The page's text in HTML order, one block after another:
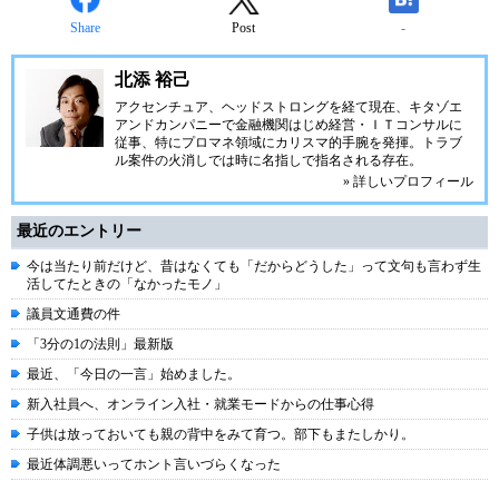
Share Post -
北添 裕己
アクセンチュア、ヘッドストロングを経て現在、キタゾエ
アンドカンパニーで金融機関はじめ経営・ＩＴコンサルに
従事、特にプロマネ領域にカリスマ的手腕を発揮。トラブ
ル案件の火消しでは時に名指しで指名される存在。
» 詳しいプロフィール
最近のエントリー
今は当たり前だけど、昔はなくても「だからどうした」って文句も言わず生
活してたときの「なかったモノ」
議員文通費の件
「3分の1の法則」最新版
最近、「今日の一言」始めました。
新入社員へ、オンライン入社・就業モードからの仕事心得
子供は放っておいても親の背中をみて育つ。部下もまたしかり。
最近体調悪いってホント言いづらくなった